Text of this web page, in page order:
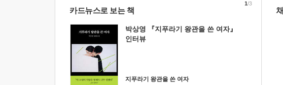
카드뉴스로 보는 책
박상영 『지푸라기 왕관을 쓴 여자』
인터뷰
지푸라기 왕관을 쓴 여자
1/3